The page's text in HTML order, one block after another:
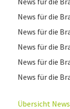
News für die
News für die
News für die
News für die
News für die
Übersicht